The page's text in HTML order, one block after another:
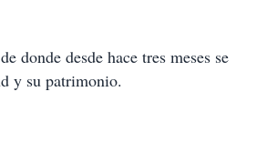
donde desde hace tres meses se
y su patrimonio.